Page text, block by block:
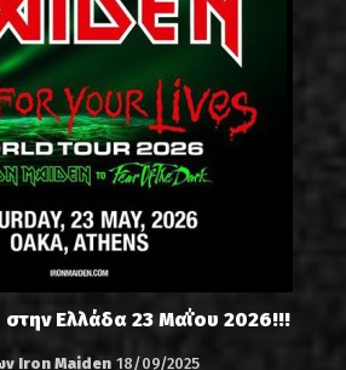
Ελλάδα 23 Μαΐου 2026!!!
Iron Maiden 18/09/2025